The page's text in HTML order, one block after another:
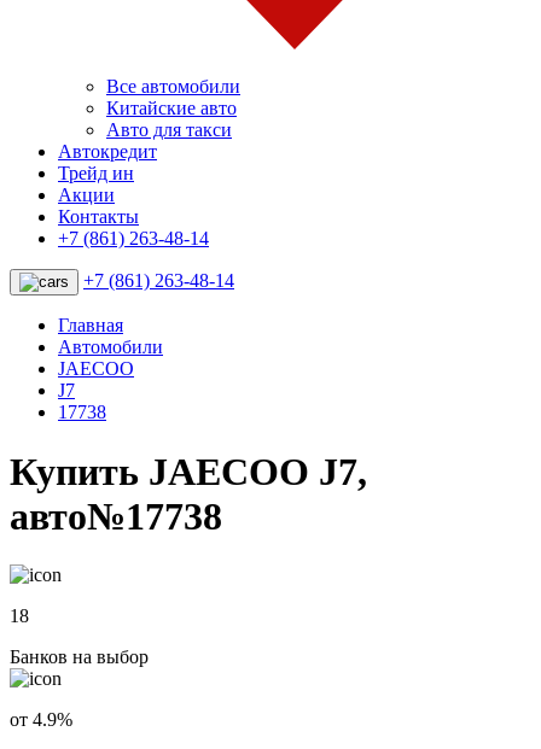
Все автомобили
Китайские авто
Авто для такси
Автокредит
Трейд ин
Акции
Контакты
+7 (861) 263-48-14
+7 (861) 263-48-14
Главная
Автомобили
JAECOO
J7
17738
Купить JAECOO J7,
авто№17738
18
Банков на выбор
от 4.9%